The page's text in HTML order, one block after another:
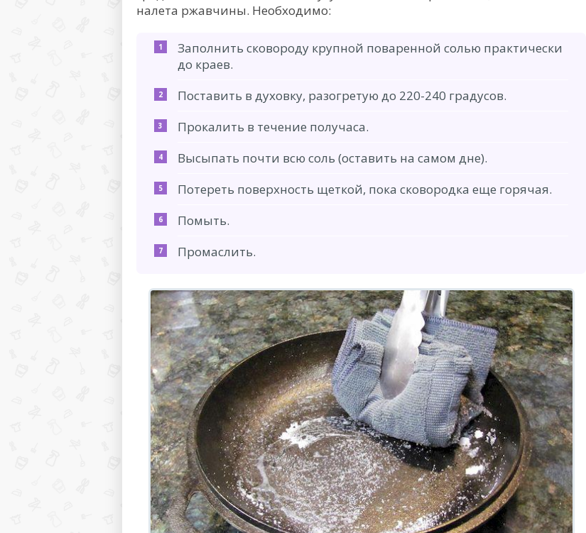
налета ржавчины. Необходимо:
Заполнить сковороду крупной поваренной солью практически
до краев.
Поставить в духовку, разогретую до 220-240 градусов.
Прокалить в течение получаса.
Высыпать почти всю соль (оставить на самом дне).
Потереть поверхность щеткой, пока сковородка еще горячая.
Помыть.
Промаслить.